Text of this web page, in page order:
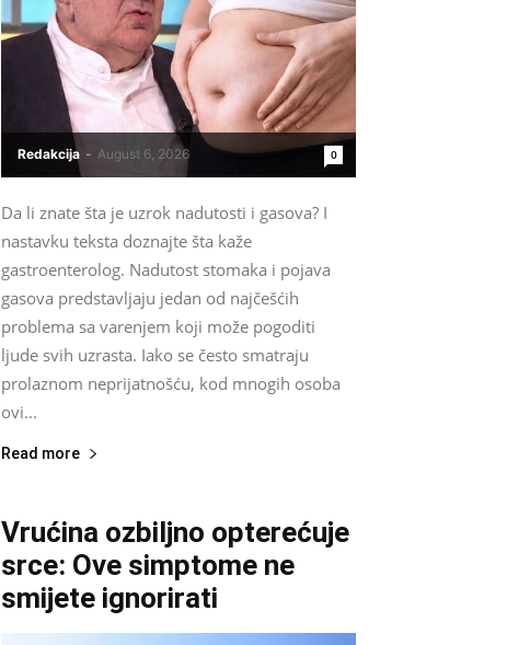
Redakcija - August 6, 2026 0
Da li znate šta je uzrok nadutosti i gasova? I
nastavku teksta doznajte šta kaže
gastroenterolog. Nadutost stomaka i pojava
gasova predstavljaju jedan od najčešćih
problema sa varenjem koji može pogoditi
ljude svih uzrasta. Iako se često smatraju
prolaznom neprijatnošću, kod mnogih osoba
ovi...
Read more
Vrućina ozbiljno opterećuje
srce: Ove simptome ne
smijete ignorirati